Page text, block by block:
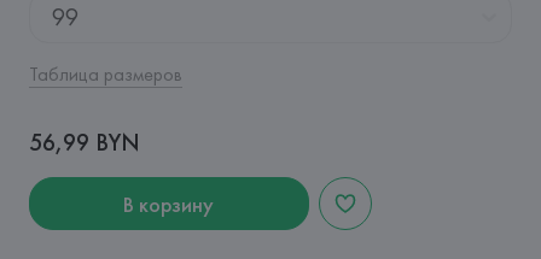
99
Таблица размеров
56,99 BYN
В корзину